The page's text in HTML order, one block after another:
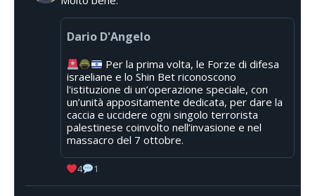
Dario D'Angelo
Per la prima volta, le Forze di difesa
israeliane e lo Shin Bet riconoscono
l'istituzione di un’operazione speciale, con
un’unità appositamente dedicata, per dare la
caccia e uccidere ogni singolo terrorista
palestinese coinvolto nell’invasione e nel
massacro del 7 ottobre.
4 1